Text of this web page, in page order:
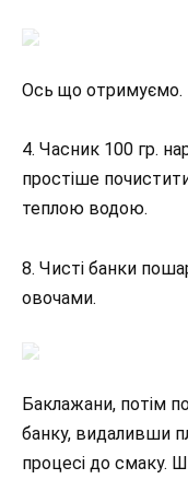
Ось що отримуємо.
4. Часник 100 гр.
простіше
теплою водою.
8. Чисті банки
овочами.
Баклажани, потім
банку, видаливши
процесі до смаку.